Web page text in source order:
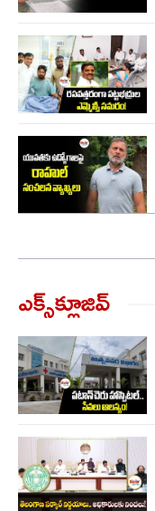
ఎక్స్‌క్లూజివ్‌